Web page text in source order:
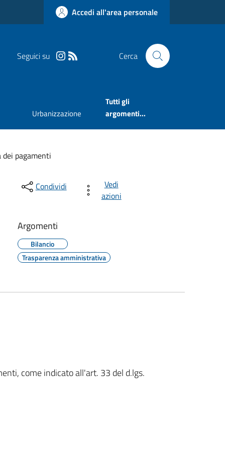
Accedi all'area personale
Seguici su Cerca
Urbanizzazione
Tutti gli
argomenti...
pagamenti
Condividi
Vedi
azioni
Argomenti
Bilancio
Trasparenza amministrativa
come indicato all'art. 33 del d.lgs.